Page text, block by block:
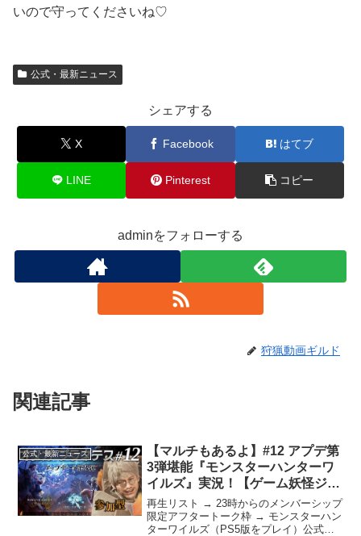
いので守ってくださいね♡
公式・最新ニュース
シェアする
X Facebook はてブ
LINE Pinterest コピー
adminをフォローする
狩猟動画ギルド
関連記事
公式・最新ニュース
【マルチもあるよ】#12 アプデ第
3弾堪能『モンスターハンターワ
イルズ』実況！【ゲーム妖怪ジー
コ】
再生リスト → 23時からのメンバーシップ
限定アフタートーク枠 → モンスターハン
ターワイルズ（PS5版をプレイ）公式サ